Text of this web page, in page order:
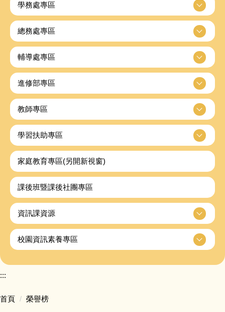
學務處專區
總務處專區
輔導處專區
進修部專區
教師專區
學習扶助專區
家庭教育專區(另開新視窗)
課後班暨課後社團專區
資訊課資源
校園資訊素養專區
:::
首頁 榮譽榜